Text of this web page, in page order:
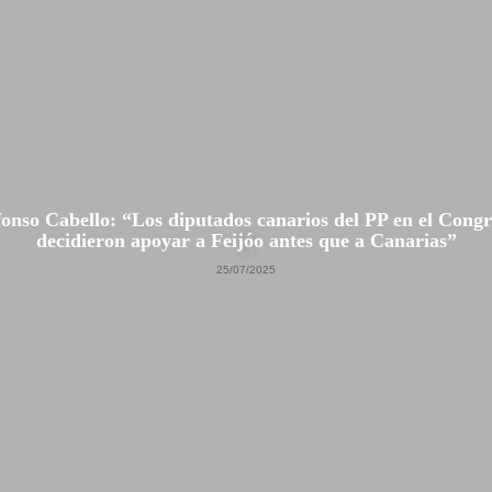
Cabello: “Los diputados canarios del PP en el
decidieron apoyar a Feijóo antes que a Canarias”
25/07/2025